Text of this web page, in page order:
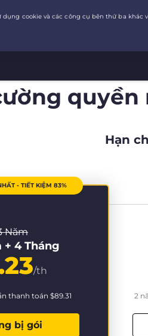
Hạn
- TIẾT KIỆM 83%
Năm
+ 4 Tháng
/th
thanh toán $89.31
bị gói
2